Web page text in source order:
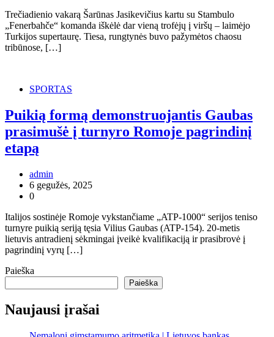
Trečiadienio vakarą Šarūnas Jasikevičius kartu su Stambulo
„Fenerbahče“ komanda iškėlė dar vieną trofėjų į viršų – laimėjo
Turkijos supertaurę. Tiesa, rungtynės buvo pažymėtos chaosu
tribūnose, […]
SPORTAS
Puikią formą demonstruojantis Gaubas
prasimušė į turnyro Romoje pagrindinį
etapą
admin
6 gegužės, 2025
0
Italijos sostinėje Romoje vykstančiame „ATP-1000“ serijos teniso
turnyre puikią seriją tęsia Vilius Gaubas (ATP-154). 20-metis
lietuvis antradienį sėkmingai įveikė kvalifikaciją ir prasibrovė į
pagrindinį vyrų […]
Paieška
Paieška
Naujausi įrašai